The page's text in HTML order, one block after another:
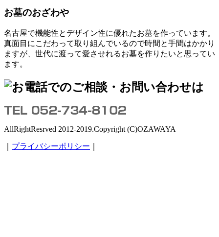
お墓のおざわや
名古屋で機能性とデザイン性に優れたお墓を作っています。
真面目にこだわって取り組んでいるので時間と手間はかかり
ますが、世代に渡って愛させれるお墓を作りたいと思ってい
ます。
AllRightResrved 2012-2019.Copyright (C)OZAWAYA
プライバシーポリシー